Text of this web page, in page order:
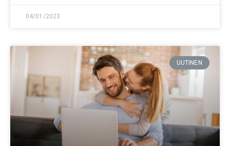
04/01/2023
UUTINEN